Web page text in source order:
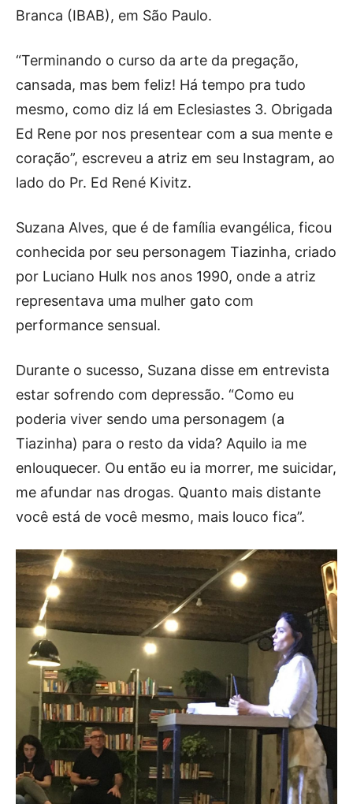
Branca (IBAB), em São Paulo.
“Terminando o curso da arte da pregação,
cansada, mas bem feliz! Há tempo pra tudo
mesmo, como diz lá em Eclesiastes 3. Obrigada
Ed Rene por nos presentear com a sua mente e
coração”, escreveu a atriz em seu Instagram, ao
lado do Pr. Ed René Kivitz.
Suzana Alves, que é de família evangélica, ficou
conhecida por seu personagem Tiazinha, criado
por Luciano Hulk nos anos 1990, onde a atriz
representava uma mulher gato com
performance sensual.
Durante o sucesso, Suzana disse em entrevista
estar sofrendo com depressão. “Como eu
poderia viver sendo uma personagem (a
Tiazinha) para o resto da vida? Aquilo ia me
enlouquecer. Ou então eu ia morrer, me suicidar,
me afundar nas drogas. Quanto mais distante
você está de você mesmo, mais louco fica”.